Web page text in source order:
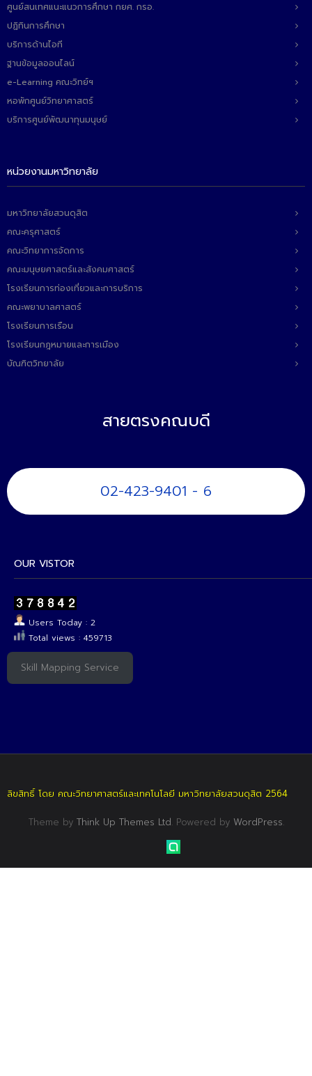
ศูนย์สนเทศแนะแนวการศึกษา กยศ. กรอ.
ปฏิทินการศึกษา
บริการด้านไอที
ฐานข้อมูลออนไลน์
e-Learning คณะวิทย์ฯ
หอพักศูนย์วิทยาศาสตร์
บริการศูนย์พัฒนาทุนมนุษย์
หน่วยงานมหาวิทยาลัย
มหาวิทยาลัยสวนดุสิต
คณะครุศาสตร์
คณะวิทยาการจัดการ
คณะมนุษยศาสตร์และสังคมศาสตร์
โรงเรียนการท่องเที่ยวและการบริการ
คณะพยาบาลศาสตร์
โรงเรียนการเรือน
โรงเรียนกฎหมายและการเมือง
บัณฑิตวิทยาลัย
สายตรงคณบดี
02-423-9401 - 6
OUR VISTOR
Users Today : 2
Total views : 459713
Skill Mapping Service
ลิขสิทธิ์ โดย คณะวิทยาศาสตร์และเทคโนโลยี มหาวิทยาลัยสวนดุสิต 2564
Theme by Think Up Themes Ltd. Powered by WordPress.